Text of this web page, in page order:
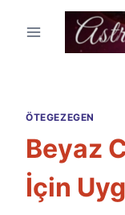
ÖTEGEZEGEN
Beyaz
İçin